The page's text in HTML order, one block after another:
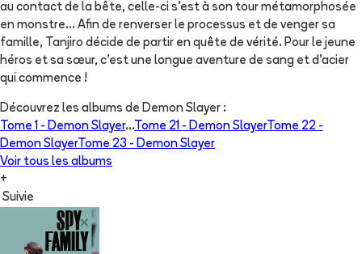
au contact de la bête, celle-ci s’est à son tour métamorphosée
en monstre... Afin de renverser le processus et de venger sa
famille, Tanjiro décide de partir en quête de vérité. Pour le jeune
héros et sa sœur, c’est une longue aventure de sang et d’acier
qui commence !
Découvrez les albums de Demon Slayer :
Tome 1 - Demon Slayer...Tome 21 - Demon SlayerTome 22 -
Demon SlayerTome 23 - Demon Slayer
Voir tous les albums
+
Suivie